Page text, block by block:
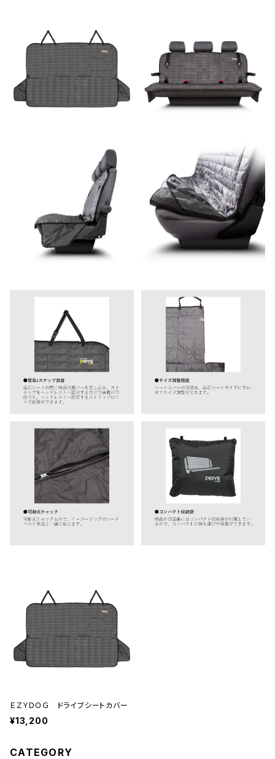
ＥＺＹＤＯＧ ドライブシートカバー
¥13,200
CATEGORY